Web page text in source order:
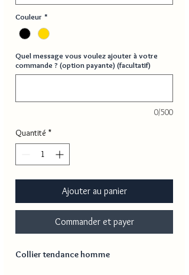
Couleur *
Quel message vous voulez ajouter à votre
commande ? (option payante) (facultatif)
0/500
Quantité *
Ajouter au panier
Commander et payer
Collier tendance homme